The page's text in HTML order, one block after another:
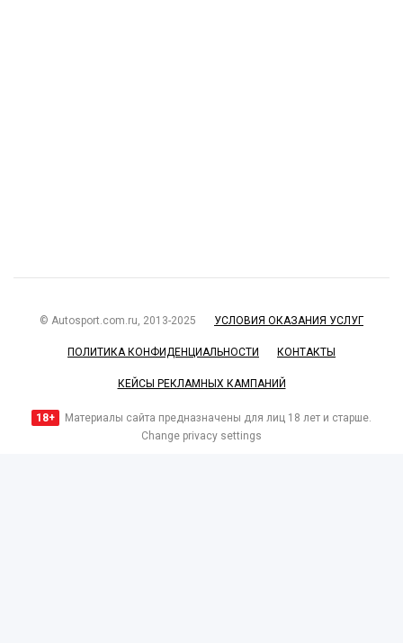
© Autosport.com.ru, 2013-2025 УСЛОВИЯ ОКАЗАНИЯ УСЛУГ
ПОЛИТИКА КОНФИДЕНЦИАЛЬНОСТИ КОНТАКТЫ
КЕЙСЫ РЕКЛАМНЫХ КАМПАНИЙ
18+
Материалы сайта предназначены для лиц 18 лет и старше.
Change privacy settings